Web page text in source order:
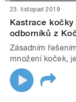
23. listopad 2019
Kastrace
odborníků z
Zásadním
množení koček,